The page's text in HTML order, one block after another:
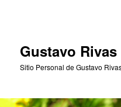
Gustavo Rivas
Sitio Personal de Gustavo